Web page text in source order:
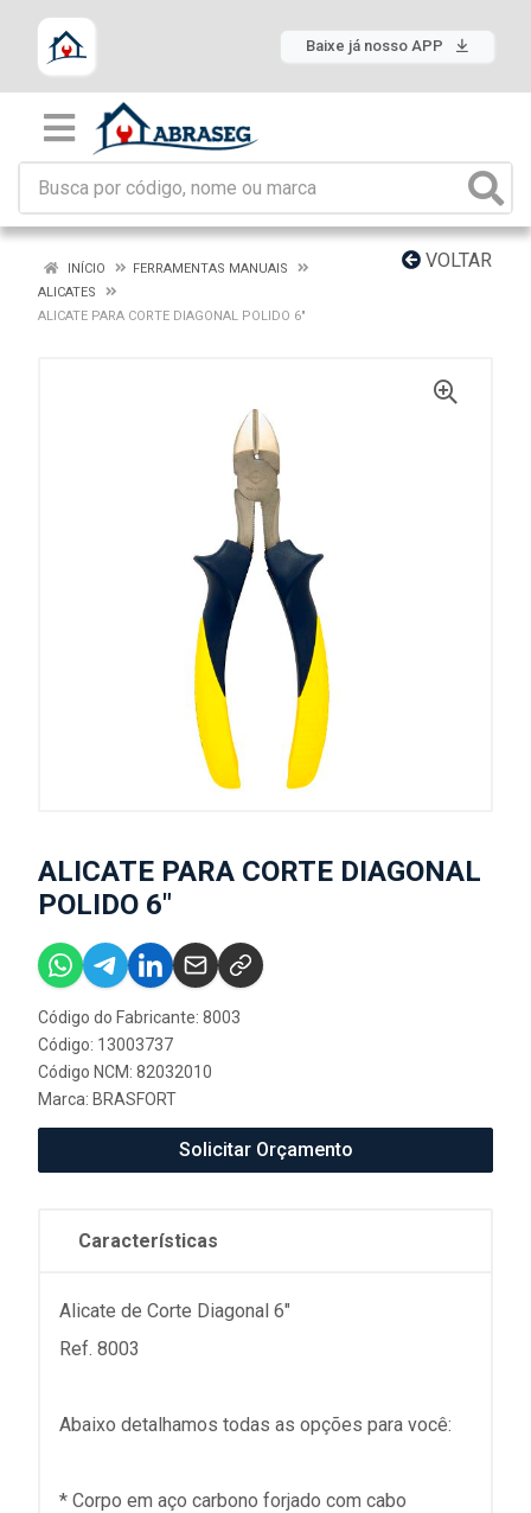
Baixe já nosso APP
VOLTAR
INÍCIO
FERRAMENTAS MANUAIS
ALICATES
ALICATE PARA CORTE DIAGONAL POLIDO 6"
ALICATE PARA CORTE DIAGONAL
POLIDO 6"
Código do Fabricante: 8003
Código: 13003737
Código NCM: 82032010
Marca: BRASFORT
Solicitar Orçamento
Características
Alicate de Corte Diagonal 6"
Ref. 8003
Abaixo detalhamos todas as opções para você:
* Corpo em aço carbono forjado com cabo